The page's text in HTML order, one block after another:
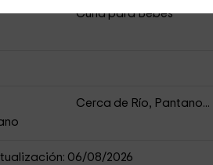
Cuna para Bebés
Cerca de Río, Pantano...
06/08/2026